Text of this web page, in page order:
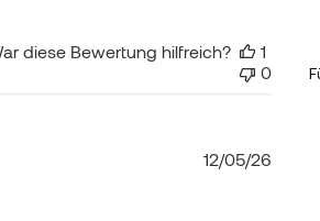
diese Bewertung hilfreich?
1
0
12/05/26